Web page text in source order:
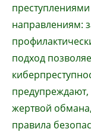
направлениям:
подход
предупреждают,
жертвой
правила